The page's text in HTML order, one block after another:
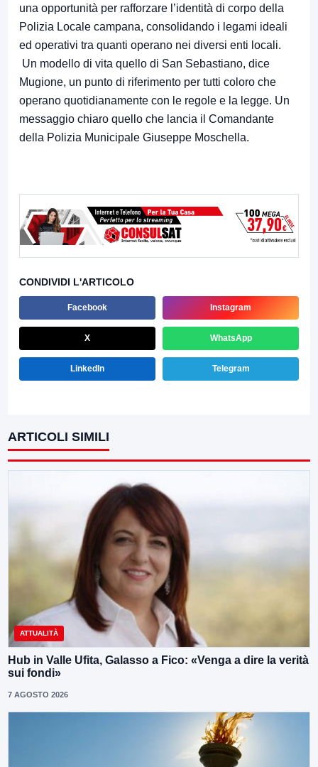
una opportunità per rafforzare l’identità di corpo della
Polizia Locale campana, consolidando i legami ideali
ed operativi tra quanti operano nei diversi enti locali.
Un modello di vita quello di San Sebastiano, dice
Mugione, un punto di riferimento per tutti coloro che
operano quotidianamente con le regole e la legge. Un
messaggio chiaro quello che lancia il Comandante
della Polizia Municipale Giuseppe Moschella.
CONDIVIDI L'ARTICOLO
Facebook Instagram
X WhatsApp
LinkedIn Telegram
ARTICOLI SIMILI
ATTUALITÀ
Hub in Valle Ufita, Galasso a Fico: «Venga a dire la verità
sui fondi»
7 AGOSTO 2026